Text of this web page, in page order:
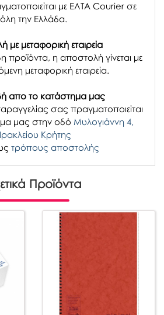
με ΕΛΤΑ Courier σε
όλη την Ελλάδα.
με μεταφορική εταιρεία
προϊόντα, η αποστολή γίνεται με
μεταφορική εταιρεία.
απο το κατάστημα μας
σας πραγματοποιείται
μας στην οδό Μυλογιάννη 4,
Κρήτης
τρόπους αποστολής
Προϊόντα